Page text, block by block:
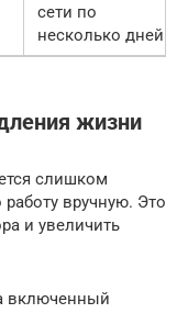
сети по
несколько дней
жизни
слишком
вручную. Это
и увеличить
включенный